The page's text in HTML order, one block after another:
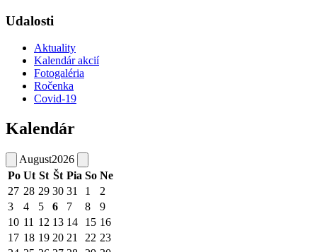
Udalosti
Aktuality
Kalendár akcií
Fotogaléria
Ročenka
Covid-19
Kalendár
August2026
Po Ut St Št Pia So Ne
27 28 29 30 31 1
2
3
4 5 6 7 8
9
10 11 12 13 14 15 16
17 18 19 20 21 22 23